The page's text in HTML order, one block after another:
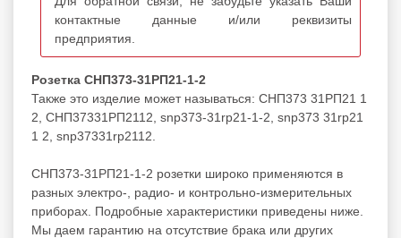
контактные данные и/или реквизиты
предприятия.
Розетка СНП373-31РП21-1-2
Также это изделие может называться: СНП373 31РП21 1
2, СНП37331РП2112, snp373-31rp21-1-2, snp373 31rp21
1 2, snp37331rp2112.
СНП373-31РП21-1-2 розетки широко применяются в
разных электро-, радио- и контрольно-измерительных
приборах. Подробные характеристики приведены ниже.
Мы даем гарантию на отсутствие брака или других